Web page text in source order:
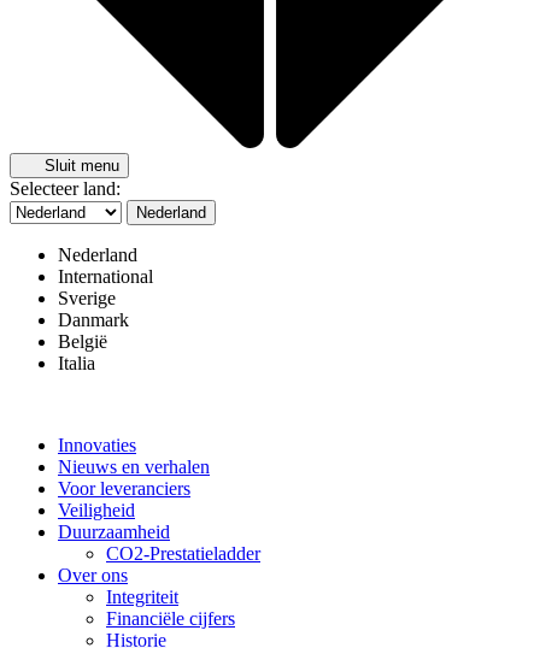
Sluit menu
Selecteer land:
Nederland
Nederland
International
Sverige
Danmark
België
Italia
Innovaties
Nieuws en verhalen
Voor leveranciers
Veiligheid
Duurzaamheid
CO2-Prestatieladder
Over ons
Integriteit
Financiële cijfers
Historie